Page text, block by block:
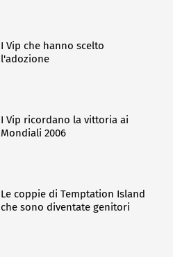
I Vip che hanno scelto
l'adozione
I Vip ricordano la vittoria ai
Mondiali 2006
Le coppie di Temptation Island
che sono diventate genitori